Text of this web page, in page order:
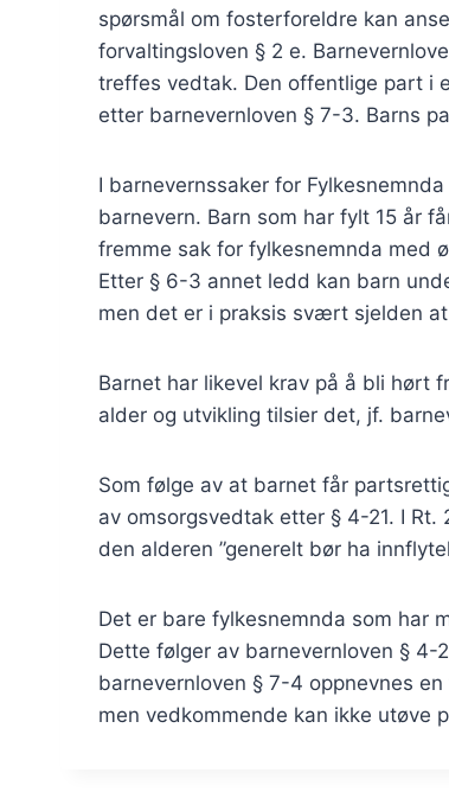
spørsmål om fosterforeldre kan
forvaltingsloven § 2 e.
treffes vedtak. Den offentlige part i
etter barnevernloven § 7-3. Barns
I barnevernssaker for
barnevern. Barn som har fylt 15 år
fremme sak for fylkesnemnda med
Etter § 6-3 annet ledd kan barn
men det er i praksis svært sjelden
Barnet har likevel krav på å bli hørt
alder og utvikling tilsier det, jf.
Som følge av at barnet får
av omsorgsvedtak etter § 4-21. I
den alderen ”generelt bør ha
Det er bare fylkesnemnda som har
Dette følger av barnevernloven §
barnevernloven § 7-4 oppnevnes
men vedkommende kan ikke utøve